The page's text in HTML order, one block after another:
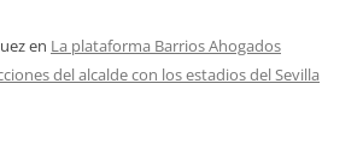
en La plataforma Barrios Ahogados
del alcalde con los estadios del Sevilla